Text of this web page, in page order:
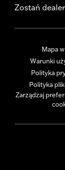
Zostań
Mapa
Warunki
Polityka
Polityka
Zarządzaj